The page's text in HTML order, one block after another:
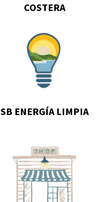
COSTERA
Go
to
SB
Energía
Limpia
SB ENERGÍA LIMPIA
Go
to
Apoye
A